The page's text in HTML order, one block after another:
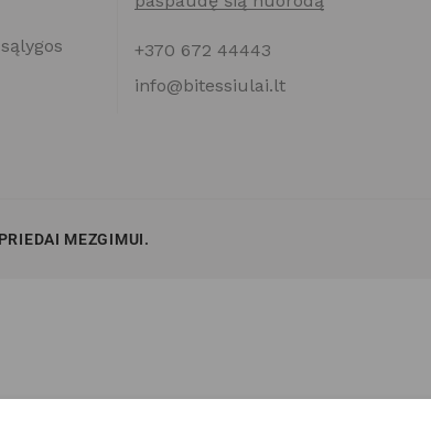
+370 672 44443
info@bitessiulai.lt
MEZGIMUI.